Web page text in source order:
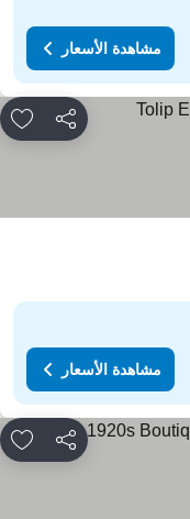
مشاهدة الأسعار
مشاركة
مشاهدة الأسعار
مشاركة